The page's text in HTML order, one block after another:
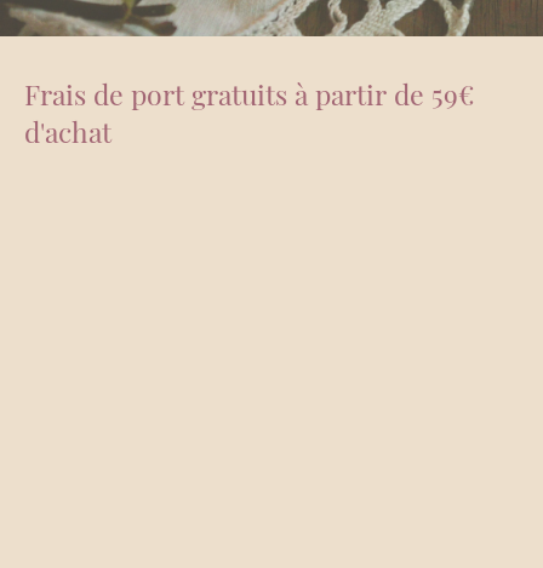
Frais de port gratuits à partir de 59€
d'achat